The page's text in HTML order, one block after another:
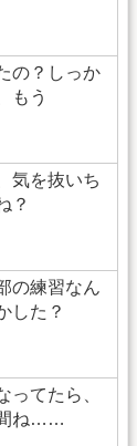
の？しっか
もう
気を抜いち
？
の練習なん
した？
ってたら、
間ね……